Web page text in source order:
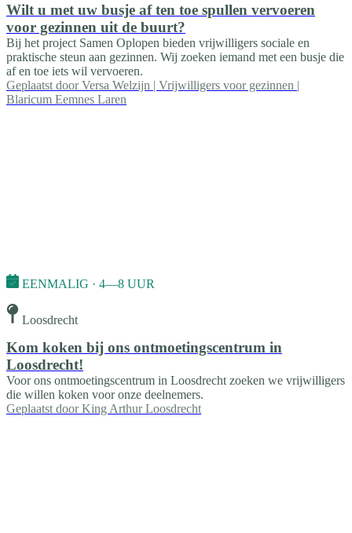
Wilt u met uw busje af ten toe spullen vervoeren
voor gezinnen uit de buurt?
Bij het project Samen Oplopen bieden vrijwilligers sociale en
praktische steun aan gezinnen. Wij zoeken iemand met een busje die
af en toe iets wil vervoeren.
Geplaatst door Versa Welzijn | Vrijwilligers voor gezinnen |
Blaricum Eemnes Laren
EENMALIG · 4—8 UUR
Loosdrecht
Kom koken bij ons ontmoetingscentrum in
Loosdrecht!
Voor ons ontmoetingscentrum in Loosdrecht zoeken we vrijwilligers
die willen koken voor onze deelnemers.
Geplaatst door King Arthur Loosdrecht